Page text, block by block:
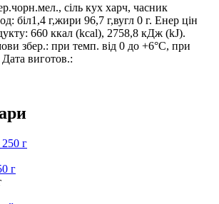
сіль кух харч, часник
біл1,4 г,жири 96,7 г,вугл 0 г. Енер цін
660 ккал (kcal), 2758,8 кДж (kJ).
збер.: при темп. від 0 до +6°С, при
виготов.:
г